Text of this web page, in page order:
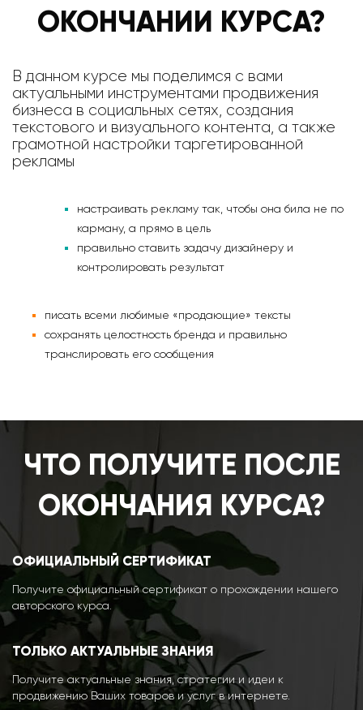
ОКОНЧАНИИ КУРСА?
В данном курсе мы поделимся с вами
актуальными инструментами продвижения
бизнеса в социальных сетях, создания
текстового и визуального контента, а также
грамотной настройки таргетированной
рекламы
настраивать рекламу так, чтобы она била не по
карману, а прямо в цель
правильно ставить задачу дизайнеру и
контролировать результат
писать всеми любимые «продающие» тексты
сохранять целостность бренда и правильно
транслировать его сообщения
ЧТО ПОЛУЧИТЕ ПОСЛЕ
ОКОНЧАНИЯ КУРСА?
ОФИЦИАЛЬНЫЙ СЕРТИФИКАТ
Получите официальный сертификат о прохождении нашего
авторского курса.
ТОЛЬКО АКТУАЛЬНЫЕ ЗНАНИЯ
Получите актуальные знания, стратегии и идеи к
продвижению Ваших товаров и услуг в интернете.